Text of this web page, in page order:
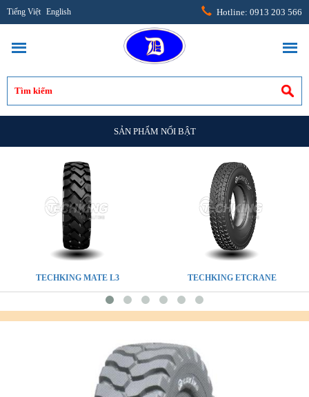
Tiếng Việt English Hotline: 0913 203 566
SẢN PHẨM NỔI BẬT
TECHKING MATE L3 TECHKING ETCRANE